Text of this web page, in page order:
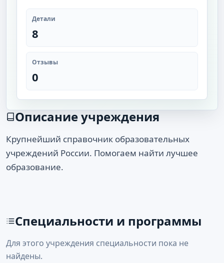
Детали
8
Отзывы
0
Описание учреждения
Крупнейший справочник образовательных
учреждений России. Помогаем найти лучшее
образование.
Специальности и программы
Для этого учреждения специальности пока не
найдены.